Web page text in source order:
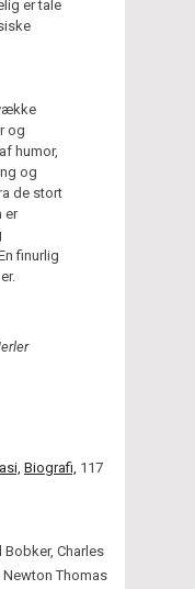
er tale
og
humor,
og
de stort
er
finurlig
Biografi, 117
Bobker, Charles
Newton Thomas